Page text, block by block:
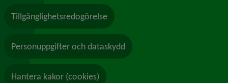
Tillgänglighetsredogörelse
Personuppgifter och dataskydd
Hantera kakor (cookies)